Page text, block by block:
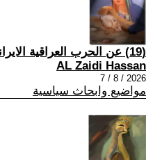
(19) عن الحرب العراقية الايرانية بين١٩٨٠و ١٩٨٨
AL Zaidi Hassan
2026 / 8 / 7
مواضيع وابحاث سياسية